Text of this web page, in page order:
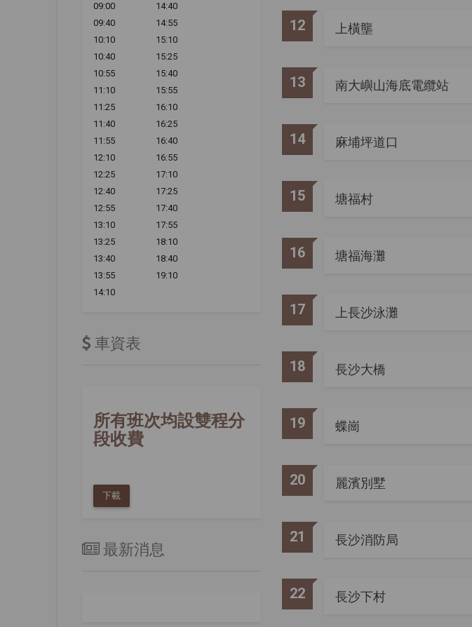
09:00
14:40
09:40
14:55
10:10
15:10
10:40
15:25
10:55
15:40
11:10
15:55
11:25
16:10
11:40
16:25
11:55
16:40
12:10
16:55
12:25
17:10
12:40
17:25
12:55
17:40
13:10
17:55
13:25
18:10
13:40
18:40
13:55
19:10
14:10
車資表
所有班次均設雙程分
段收費
下載
最新消息
12 上橫壟
13 南大嶼山海底電纜站
14 麻埔坪道口
15 塘福村
16 塘福海灘
17 上長沙泳灘
18 長沙大橋
19 蝶崗
20 麗濱別墅
21 長沙消防局
22 長沙下村